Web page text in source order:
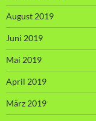
August 2019
Juni 2019
Mai 2019
April 2019
März 2019